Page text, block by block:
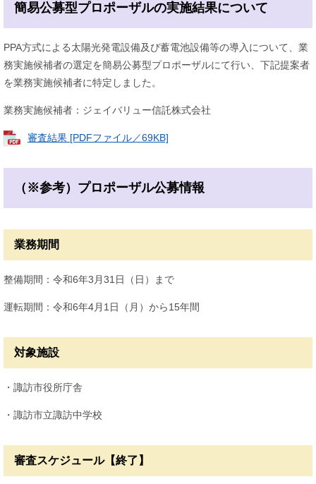
簡易公募型プロポーザルの実施結果について
PPA方式による太陽光発電設備及び蓄電池設備等の導入について、業
務実施候補者の選定を簡易公募型プロポーザルにて行い、下記提案者
を業務実施候補者に特定しました。
業務実施候補者：ジェイバリュー信託株式会社
審査結果 [PDFファイル／69KB]
（※参考）プロポーザル公募情報
業務期間
整備期間：令和6年3月31日（日）まで
運転期間：令和6年4月1日（月）から15年間
対象施設
・諏訪市役所庁舎
・諏訪市立諏訪中学校
審査スケジュール【終了】